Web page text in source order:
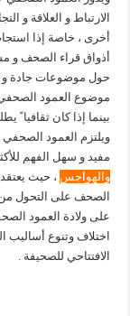
الارتباط و العلاقة و
أخرى ، خاصة إذا
أذواق قراء الصحف و
حول موضوعات جادة و
موضوع العمود
بينما إذا كان ثقافيا
ويلتزم العمود
مفيد و سهل الفهم
والهواجس ، حيث
الصحف على التحول
على ولادة العمود
اختلاف وتنوع أساليب
الافتتاحي للصحيفة .